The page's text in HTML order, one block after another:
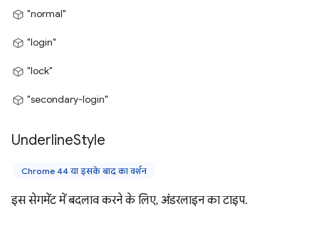
"normal"
"login"
"lock"
"secondary-login"
UnderlineStyle
Chrome 44 या इसके बाद का वर्शन
इस सेगमेंट में बदलाव करने के लिए, अंडरलाइन का टाइप.